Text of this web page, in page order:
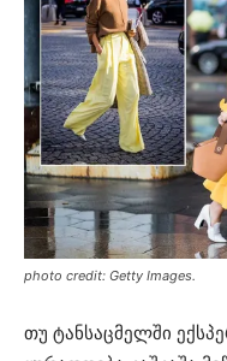
photo credit: Getty Images.
თუ ტანსაცმელში